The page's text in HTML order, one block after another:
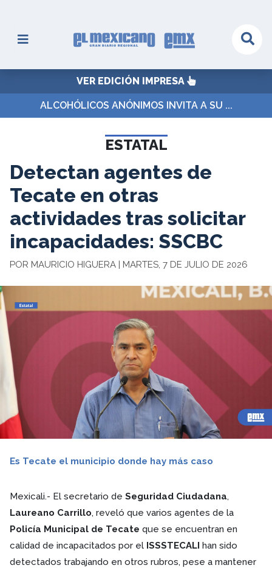
VER EDICIÓN IMPRESA
ALCOHÓLICOS ANÓNIMOS INVITA A SU ...
ESTATAL
Detectan agentes de
Tecate en otras
actividades tras solicitar
incapacidades: SSCBC
POR MAURICIO HIGUERA | MARTES, 7 DE JULIO DE 2026
Es Tecate el municipio donde hay más caso
Mexicali.- El secretario de Seguridad Ciudadana,
Laureano Carrillo, reveló que varios agentes de la
Policía Municipal de Tecate que se encuentran en
calidad de incapacitados por el ISSSTECALI han sido
detectados trabajando en otros rubros, pese a mantener